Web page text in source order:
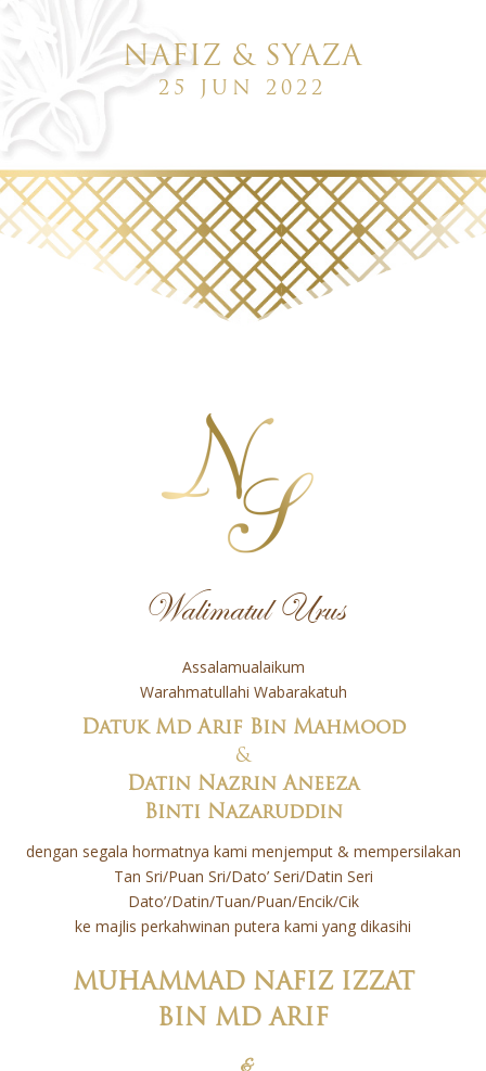
NAFIZ & SYAZA
25 JUN 2022
Walimatul Urus
Assalamualaikum
Warahmatullahi Wabarakatuh
Datuk Md Arif Bin Mahmood
&
Datin Nazrin Aneeza
Binti Nazaruddin
dengan segala hormatnya kami menjemput & mempersilakan
Tan Sri/Puan Sri/Dato’ Seri/Datin Seri
Dato’/Datin/Tuan/Puan/Encik/Cik
ke majlis perkahwinan putera kami yang dikasihi
MUHAMMAD NAFIZ IZZAT
BIN MD ARIF
&